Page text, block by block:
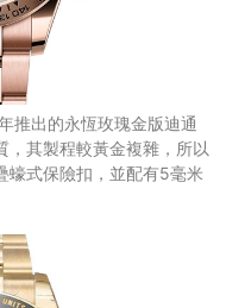
推出的永恆玫瑰金版迪通
，其製程較黃金複雜，所以
蠔式保險扣，並配有5毫米